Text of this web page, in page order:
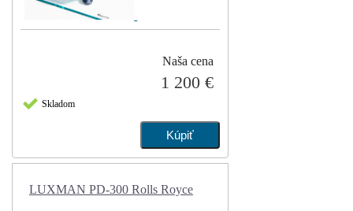
Naša cena
1 200 €
Skladom
LUXMAN PD-300 Rolls Royce